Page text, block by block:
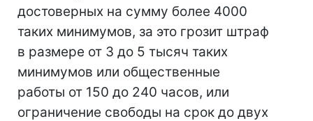
достоверных на сумму более 4000
таких минимумов, за это грозит штраф
в размере от 3 до 5 тысяч таких
минимумов или общественные
работы от 150 до 240 часов, или
ограничение свободы на срок до двух